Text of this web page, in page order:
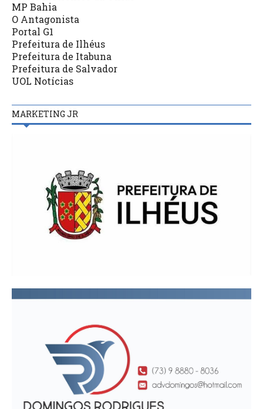
MP Bahia
O Antagonista
Portal G1
Prefeitura de Ilhéus
Prefeitura de Itabuna
Prefeitura de Salvador
UOL Notícias
MARKETING JR